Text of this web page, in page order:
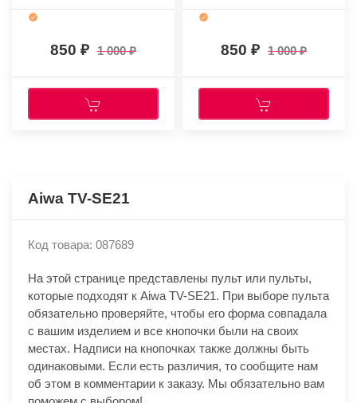
850 1 000 850 1 000
Aiwa TV-SE21
Код товара: 087689
На этой странице представлены пульт или пульты,
которые подходят к Aiwa TV-SE21. При выборе пульта
обязательно проверяйте, чтобы его форма совпадала
с вашим изделием и все кнопочки были на своих
местах. Надписи на кнопочках также должны быть
одинаковыми. Если есть различия, то сообщите нам
об этом в комментарии к заказу. Мы обязательно вам